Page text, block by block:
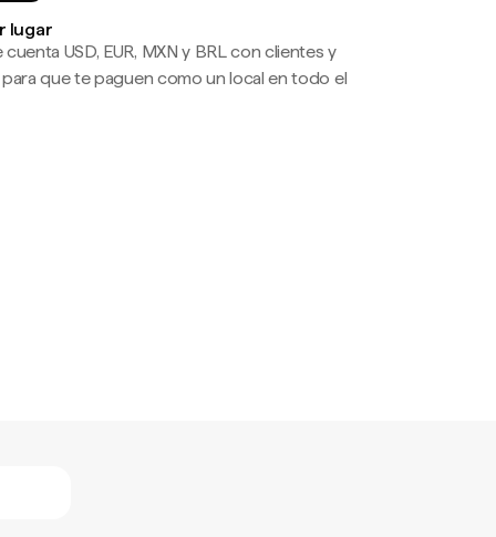
lugar
USD, EUR, MXN y BRL con clientes y
que te paguen como un local en todo el